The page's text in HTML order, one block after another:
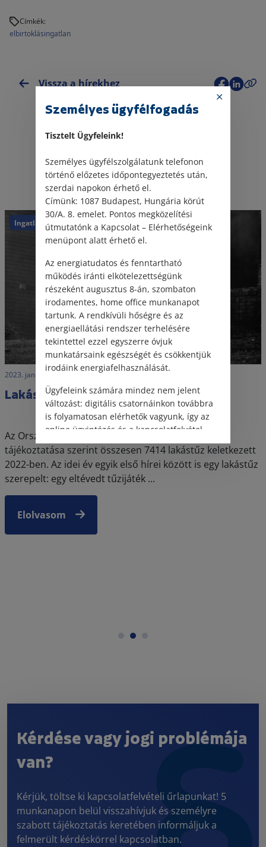
Címkék:
elbirtoklásingatlan
Vissza a hírekhez
Kapcsolódó jogi hírek
Ingatlan Kártérítés
2023. január 17. • LegitiMoadmin
Lakástűz és kártérítés
Az Országos Katasztrófavédelmi Főigazgatóság
tájékoztatása szerint összesen 7414 lakástűz keletkezett
2022-ben. Az idei év egyik első hírei között is egy lakástűz
szerepelt: egy eltévedt tűzijáték ...
Elolvasom
Kérdése vagy jogi problémája
van?
Kérjük, töltse ki kapcsolatfelvételi űrlapunkat! 5
munkanapon belül visszahívjuk és személyre
szabott tájékoztatás keretében informáljuk a
felmerült kérdéskörrel kapcsolatban.
Személyes ügyfélfogadás
Tisztelt Ügyfeleink!
Személyes ügyfélszolgálatunk telefonon
történő előzetes időpontegyeztetés után,
szerdai napokon érhető el.
Címünk: 1087 Budapest, Hungária körút
30/A. 8. emelet. Pontos megközelítési
útmutatónk a Kapcsolat – Elérhetőségeink
menüpont alatt érhető el.
Az energiatudatos és fenntartható
működés iránti elkötelezettségünk
részeként augusztus 8-án, szombaton
irodamentes, home office munkanapot
tartunk. A rendkívüli hőségre és az
energiaellátási rendszer terhelésére
tekintettel ezzel egyszerre óvjuk
munkatársaink egészségét és csökkentjük
irodáink energiafelhasználását.
Ügyfeleink számára mindez nem jelent
változást: digitális csatornáinkon továbbra
is folyamatosan elérhetők vagyunk, így az
online ügyintézés és a kapcsolatfelvétel
változatlanul biztosított.